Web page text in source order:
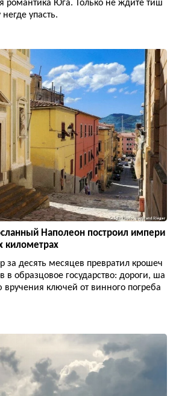
романтика Юга. Только не ждите тиш
упасть.
Наполеон построил импери
километрах
за десять месяцев превратил крошеч
в образцовое государство: дороги, ша
вручения ключей от винного погреба